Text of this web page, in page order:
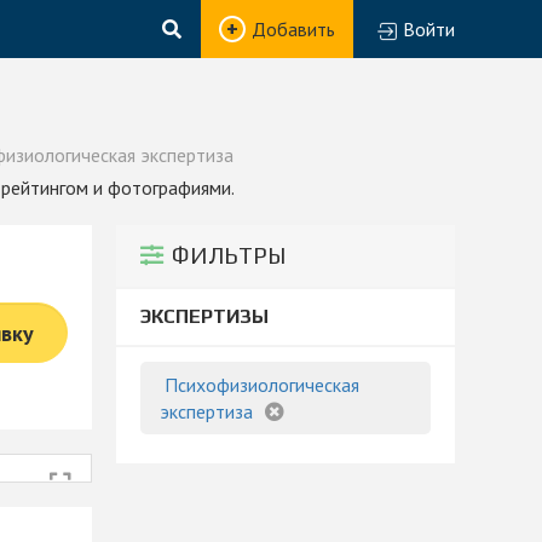
Добавить Войти
экспертиза
и фотографиями.
ФИЛЬТРЫ
ЭКСПЕРТИЗЫ
Психофизиологическая
экспертиза